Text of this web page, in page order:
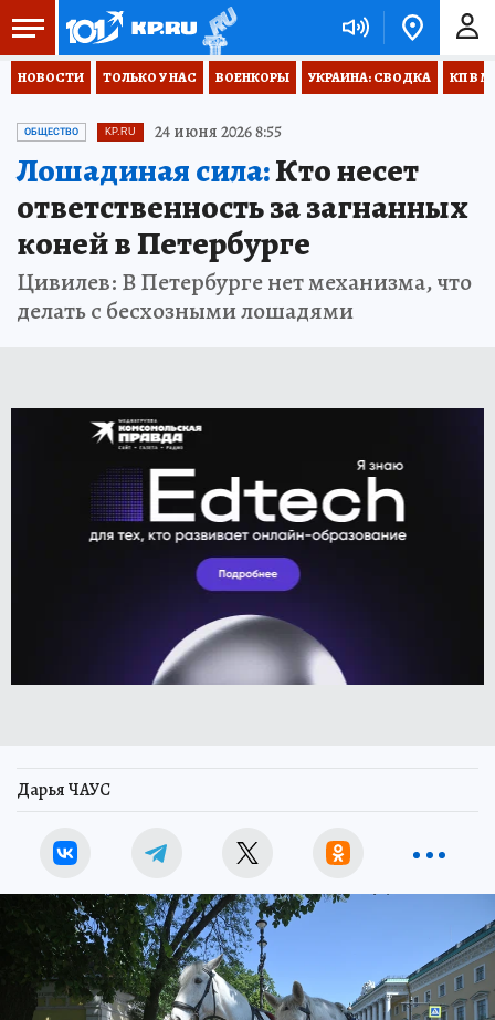
НОВОСТИ ТОЛЬКО У НАС ВОЕНКОРЫ УКРАИНА: СВОДКА КП В
ОБЩЕСТВО KP.RU 24 июня 2026 8:55
Лошадиная сила:Кто несет
ответственность за загнанных
коней в Петербурге
Цивилев: В Петербурге нет механизма, что
делать с бесхозными лошадями
Дарья ЧАУС